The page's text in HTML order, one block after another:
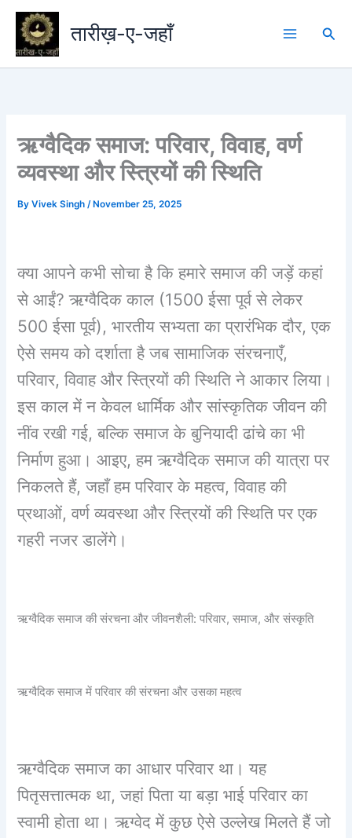
Skip
content
तारीख़-ए-जहाँ
ऋग्वैदिक समाज: परिवार, विवाह, वर्ण
व्यवस्था और स्त्रियों की स्थिति
ByVivek Singh/ November 25, 2025
क्या आपने कभी सोचा है कि हमारे समाज की जड़ें कहां
से आईं? ऋग्वैदिक काल (1500 ईसा पूर्व से लेकर
500 ईसा पूर्व), भारतीय सभ्यता का प्रारंभिक दौर, एक
ऐसे समय को दर्शाता है जब सामाजिक संरचनाएँ,
परिवार, विवाह और स्त्रियों की स्थिति ने आकार लिया।
इस काल में न केवल धार्मिक और सांस्कृतिक जीवन की
नींव रखी गई, बल्कि समाज के बुनियादी ढांचे का भी
निर्माण हुआ। आइए, हम ऋग्वैदिक समाज की यात्रा पर
निकलते हैं, जहाँ हम परिवार के महत्व, विवाह की
प्रथाओं, वर्ण व्यवस्था और स्त्रियों की स्थिति पर एक
गहरी नजर डालेंगे।
ऋग्वैदिक समाज की संरचना और जीवनशैली: परिवार, समाज, और संस्कृति
ऋग्वैदिक समाज में परिवार की संरचना और उसका महत्व
ऋग्वैदिक समाज का आधार परिवार था। यह
पितृसत्तात्मक था, जहां पिता या बड़ा भाई परिवार का
स्वामी होता था। ऋग्वेद में कुछ ऐसे उल्लेख मिलते हैं जो